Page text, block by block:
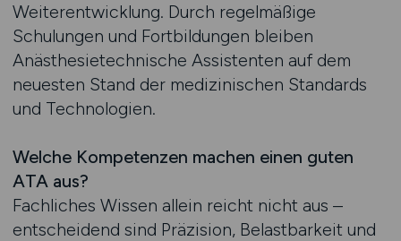
Weiterentwicklung. Durch regelmäßige
Schulungen und Fortbildungen bleiben
Anästhesietechnische Assistenten auf dem
neuesten Stand der medizinischen Standards
und Technologien.
Welche Kompetenzen machen einen guten
ATA aus?
Fachliches Wissen allein reicht nicht aus –
entscheidend sind Präzision, Belastbarkeit und